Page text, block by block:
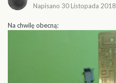
Napisano 30 Listopada 2018
Na chwilę obecną: